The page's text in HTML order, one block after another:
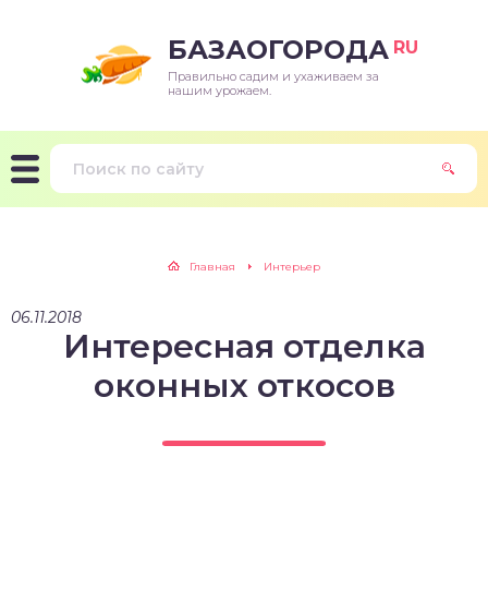
БАЗАОГОРОДА RU
Правильно садим и ухаживаем за
нашим урожаем.
Главная Интерьер
06.11.2018
Интересная отделка
оконных откосов